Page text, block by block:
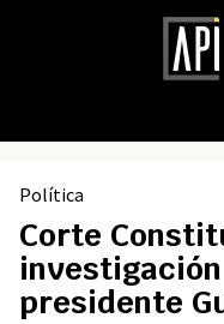
Política
Corte
presidente